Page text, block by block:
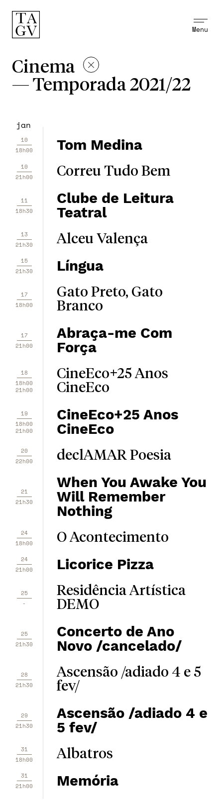
Menu
Cinema
— Temporada 2021/22
jan
10
18h00
Tom Medina
10
21h00
Correu Tudo Bem
11
18h30
Clube de Leitura
Teatral
13
21h30
Alceu Valença
15
21h30
Língua
17
18h00
Gato Preto, Gato
Branco
17
21h00
Abraça-me Com
Força
18
18h00
21h00
CineEco+25 Anos
CineEco
19
18h00
21h00
CineEco+25 Anos
CineEco
20
22h00
declAMAR Poesia
21
21h30
When You Awake You
Will Remember
Nothing
24
18h00
O Acontecimento
24
21h00
Licorice Pizza
25
-
Residência Artística
DEMO
25
21h30
Concerto de Ano
Novo /cancelado/
28
21h30
Ascensão /adiado 4 e 5
fev/
29
21h30
Ascensão /adiado 4 e
5 fev/
31
18h00
Albatros
31
21h00
Memória